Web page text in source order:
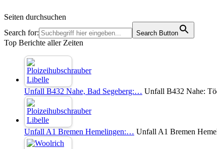
Seiten durchsuchen
Search for:
Search Button
Top Berichte aller Zeiten
Unfall B432 Nahe, Bad Segeberg:… Unfall B432 Nahe:
Unfall A1 Bremen Hemelingen:… Unfall A1 Bremen